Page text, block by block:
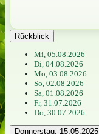
Rückblick
Mi, 05.08.2026
Di, 04.08.2026
Mo, 03.08.2026
So, 02.08.2026
Sa, 01.08.2026
Fr, 31.07.2026
Do, 30.07.2026
Donnerstag, 15.05.2025